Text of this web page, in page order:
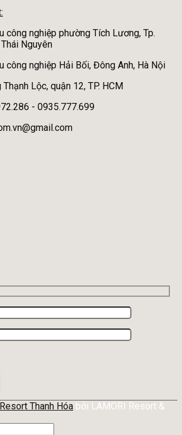
công nghiệp phường Tích Lương, Tp.
Nguyên
công nghiệp Hải Bối, Đông Anh, Hà Nội
Lộc, quận 12, TP. HCM
- 0935.777.699
Resort Thanh Hóa bởi LAMORI Resort &